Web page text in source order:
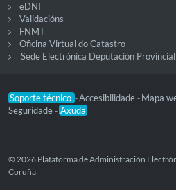
eDNI
Validacións
FNMT
Oficina Virtual do Catastro
Sede Electrónica Deputación
Soporte técnico -Accesibilidade - Mapa
Seguridade - Axuda
© 2026 Plataforma de Administración
Coruña